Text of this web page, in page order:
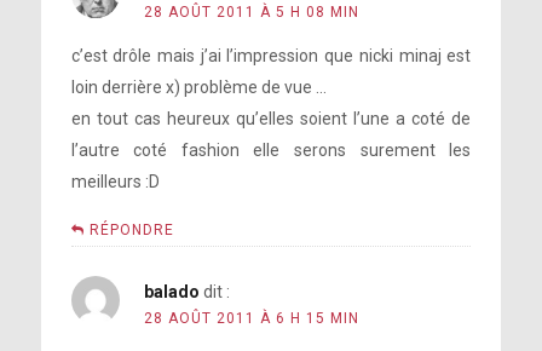
28 AOÛT 2011 À 5 H 08 MIN
c’est drôle mais j’ai l’impression que nicki minaj est
loin derrière x) problème de vue …
en tout cas heureux qu’elles soient l’une a coté de
l’autre coté fashion elle serons surement les
meilleurs :D
RÉPONDRE
balado dit :
28 AOÛT 2011 À 6 H 15 MIN